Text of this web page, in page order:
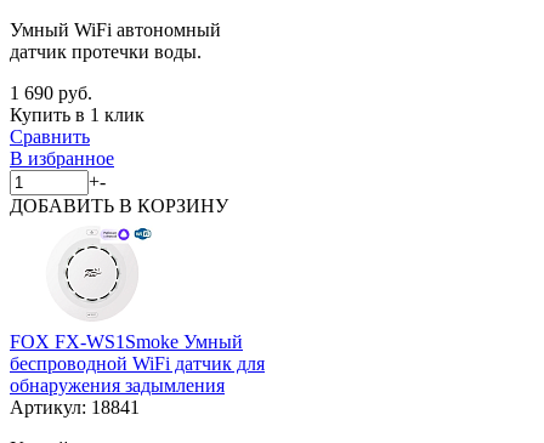
Умный WiFi автономный
датчик протечки воды.
1 690 руб.
Купить в 1 клик
Сравнить
В избранное
+-
ДОБАВИТЬ В КОРЗИНУ
FOX FX-WS1Smoke Умный
беспроводной WiFi датчик для
обнаружения задымления
Артикул: 18841